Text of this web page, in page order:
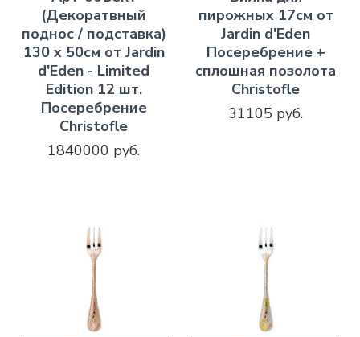
(Декоратвный
поднос / подставка)
130 x 50см от Jardin
d'Eden - Limited
Edition 12 шт.
Посеребрение
Christofle
1840000 руб.
пирожных 17см от
Jardin d'Eden
Посеребрение +
сплошная позолота
Christofle
31105 руб.